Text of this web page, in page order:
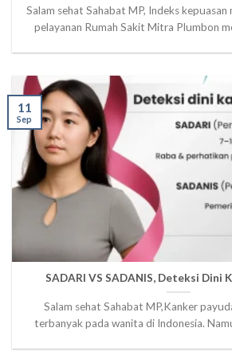
Salam sehat Sahabat MP, Indeks
pelayanan Rumah Sakit Mitra Plumbon
SADARI VS SADANIS, Deteksi Dini
Salam sehat Sahabat MP,Kanker
terbanyak pada wanita di Indonesia.
11
Sep